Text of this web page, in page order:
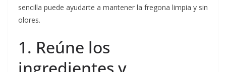
sencilla puede ayudarte a mantener la fregona limpia y sin
olores.
1. Reúne los